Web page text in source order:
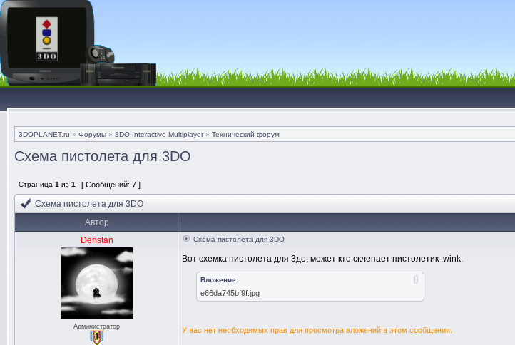
3DOPLANET.ru » Форумы » 3DO Interactive Multiplayer» Технический форум
Схема пистолета для 3DO
Страница 1 из 1 [ Сообщений: 7 ]
Схема пистолета для 3DO
Автор
Denstan
Администратор
Схема пистолета для 3DO
Вот схемка пистолета для 3до, может кто склепает пистолетик :wink:
Вложение
e66da745bf9f.jpg
У вас нет необходимых прав для просмотра вложений в этом сообщении.